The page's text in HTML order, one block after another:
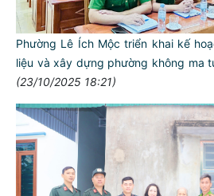
Phường Lê Ích Mộc triển khai kế
liệu và xây dựng phường không ma
(23/10/2025 18:21)